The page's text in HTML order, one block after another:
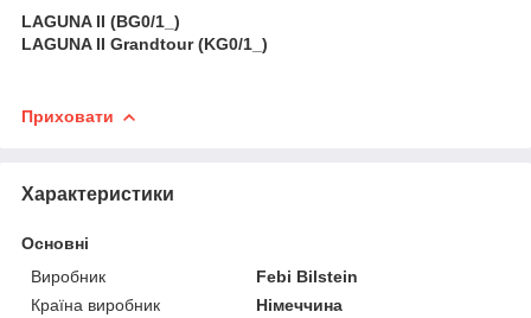
LAGUNA II (BG0/1_)
LAGUNA II Grandtour (KG0/1_)
Приховати
Характеристики
Основні
Виробник
Febi Bilstein
Країна виробник
Німеччина